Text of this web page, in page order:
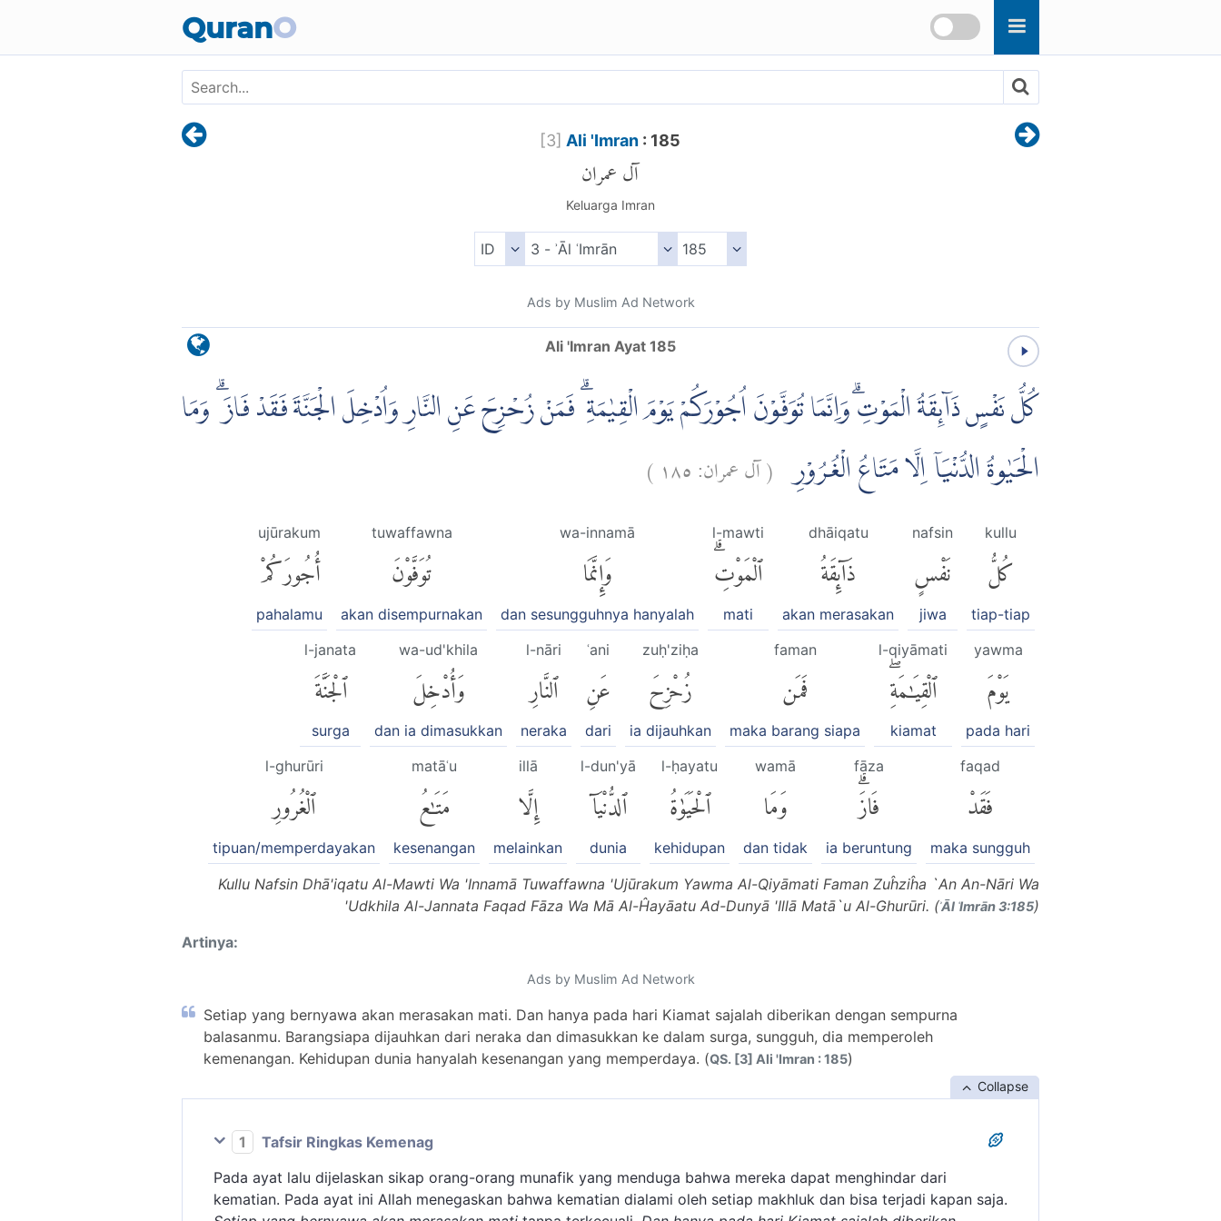
QuranO
[3] Ali 'Imran : 185
آل عمران
Keluarga Imran
Ads by Muslim Ad Network
Ali 'Imran Ayat 185
كُلُّ نَفْسٍ ذَاۤىِٕقَةُ الْمَوْتِۗ وَاِنَّمَا تُوَفَّوْنَ اُجُوْرَكُمْ يَوْمَ الْقِيٰمَةِ ۗ فَمَنْ زُحْزِحَ عَنِ النَّارِ وَاُدْخِلَ الْجَنَّةَ فَقَدْ فَازَ ۗ وَمَا
الْحَيٰوةُ الدُّنْيَآ اِلَّا مَتَاعُ الْغُرُوْرِ (آل عمران:١٨٥ )
kullu
كُلُّ
tiap-tiap
nafsin
نَفْسٍ
jiwa
dhāiqatu
ذَآئِقَةُ
akan merasakan
l-mawti
ٱلْمَوْتِۗ
mati
wa-innamā
وَإِنَّمَا
dan sesungguhnya hanyalah
tuwaffawna
تُوَفَّوْنَ
akan disempurnakan
ujūrakum
أُجُورَكُمْ
pahalamu
yawma
يَوْمَ
pada hari
l-qiyāmati
ٱلْقِيَٰمَةِۖ
kiamat
faman
فَمَن
maka barang siapa
zuḥ'ziḥa
زُحْزِحَ
ia dijauhkan
ʿani
عَنِ
dari
l-nāri
ٱلنَّارِ
neraka
wa-ud'khila
وَأُدْخِلَ
dan ia dimasukkan
l-janata
ٱلْجَنَّةَ
surga
faqad
فَقَدْ
maka sungguh
fāza
فَازَۗ
ia beruntung
wamā
وَمَا
dan tidak
l-ḥayatu
ٱلْحَيَوٰةُ
kehidupan
l-dun'yā
ٱلدُّنْيَآ
dunia
illā
إِلَّا
melainkan
matāʿu
مَتَٰعُ
kesenangan
l-ghurūri
ٱلْغُرُورِ
tipuan/memperdayakan
Kullu Nafsin Dhā'iqatu Al-Mawti Wa 'Innamā Tuwaffawna 'Ujūrakum Yawma Al-Qiyāmati Faman Zuĥziĥa `An An-Nāri Wa
'Udkhila Al-Jannata Faqad Fāza Wa Mā Al-Ĥayāatu Ad-Dunyā 'Illā Matā`u Al-Ghurūri. (ʾĀl ʿImrān 3:185)
Artinya:
Ads by Muslim Ad Network
Setiap yang bernyawa akan merasakan mati. Dan hanya pada hari Kiamat sajalah diberikan dengan sempurna
balasanmu. Barangsiapa dijauhkan dari neraka dan dimasukkan ke dalam surga, sungguh, dia memperoleh
kemenangan. Kehidupan dunia hanyalah kesenangan yang memperdaya. (QS. [3] Ali 'Imran : 185)
Collapse
1
Tafsir Ringkas Kemenag
Pada ayat lalu dijelaskan sikap orang-orang munafik yang menduga bahwa mereka dapat menghindar dari
kematian. Pada ayat ini Allah menegaskan bahwa kematian dialami oleh setiap makhluk dan bisa terjadi kapan saja.